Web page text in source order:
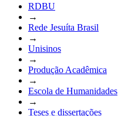
RDBU
→
Rede Jesuíta Brasil
→
Unisinos
→
Produção Acadêmica
→
Escola de Humanidades
→
Teses e dissertações